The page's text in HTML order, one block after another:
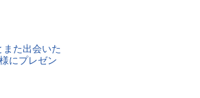
また出会いた
にプレゼン